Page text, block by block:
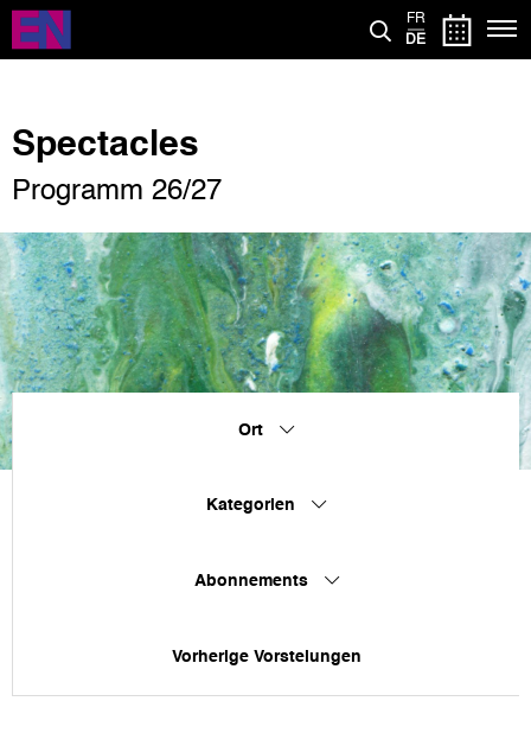
Direkt
zum
Inhalt
FR
DE
Spectacles
Programm 26/27
Ort
Kategorien
Abonnements
Vorherige Vorstelungen